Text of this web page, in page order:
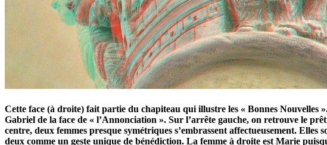
Cette face (à droite) fait partie du chapiteau qui illustre les « Bonnes Nouvelles
Gabriel de la face de « l’Annonciation ». Sur l’arrête gauche, on retrouve le
centre, deux femmes presque symétriques s’embrassent affectueusement.
deux comme un geste unique de bénédiction. La femme à droite est Marie